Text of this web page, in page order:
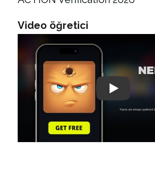
Video öğretici
Play: Keynote